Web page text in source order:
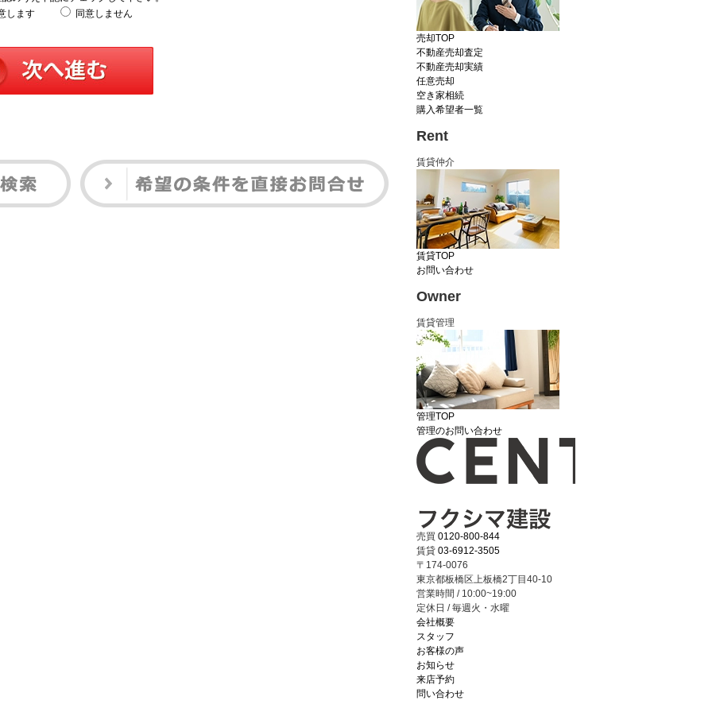
します
同意しません
売却TOP
不動産売却査定
不動産売却実績
任意売却
空き家相続
購入希望者一覧
Rent
賃貸仲介
賃貸TOP
お問い合わせ
Owner
賃貸管理
管理TOP
管理のお問い合わせ
売買 0120-800-844
賃貸 03-6912-3505
〒174-0076
東京都板橋区上板橋2丁目40-10
営業時間 / 10:00~19:00
定休日 / 毎週火・水曜
会社概要
スタッフ
お客様の声
お知らせ
来店予約
問い合わせ